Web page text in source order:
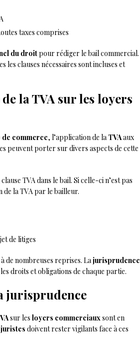
taxes comprises
du droitpour rédiger le bail commercial.
les clauses nécessaires sont incluses et
la TVA sur les loyers
de commerce, l’application de la TVAaux
peuvent porter sur divers aspects de cette
TVA dans le bail. Si celle-ci n’est pas
la TVA par le bailleur.
de litiges
de nombreuses reprises. Lajurisprudence
droits et obligations de chaque partie.
jurisprudence
sur les loyers commerciauxsont en
juristes doivent rester vigilants face à ces